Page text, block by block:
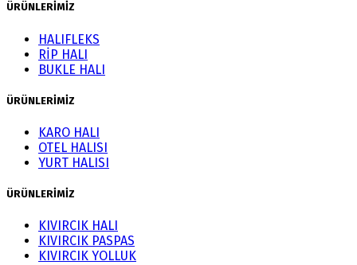
ÜRÜNLERİMİZ
HALIFLEKS
RİP HALI
BUKLE HALI
ÜRÜNLERİMİZ
KARO HALI
OTEL HALISI
YURT HALISI
ÜRÜNLERİMİZ
KIVIRCIK HALI
KIVIRCIK PASPAS
KIVIRCIK YOLLUK